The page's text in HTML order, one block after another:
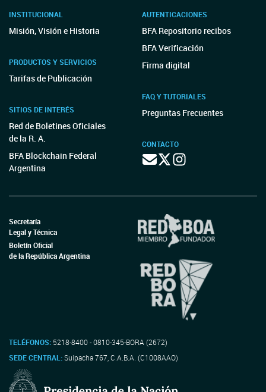
INSTITUCIONAL
Misión, Visión e Historia
PRODUCTOS Y SERVICIOS
Tarifas de Publicación
SITIOS DE INTERÉS
Red de Boletines Oficiales
de la R. A.
BFA Blockchain Federal
Argentina
AUTENTICACIONES
BFA Repositorio recibos
BFA Verificación
Firma digital
FAQ Y TUTORIALES
Preguntas Frecuentes
CONTACTO
Secretaría
Legal y Técnica
Boletín Oficial
de la República Argentina
TELÉFONOS: 5218-8400 - 0810-345-BORA (2672)
SEDE CENTRAL:Suipacha 767, C.A.B.A. (C1008AAO)